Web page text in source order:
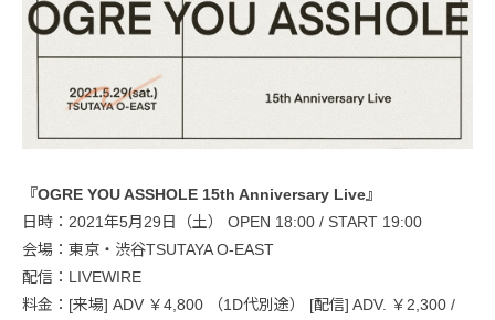
『OGRE YOU ASSHOLE 15th Anniversary Live』
日時：2021年5月29日（土） OPEN 18:00 / START 19:00
会場：東京・渋谷TSUTAYA O-EAST
配信：LIVEWIRE
料金：[来場] ADV ￥4,800 （1D代別途） [配信] ADV. ￥2,300 /